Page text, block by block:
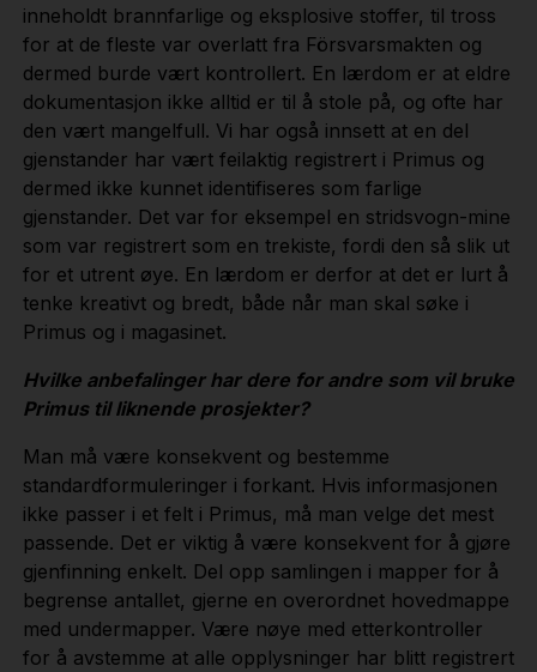
inneholdt brannfarlige og eksplosive stoffer, til tross
for at de fleste var overlatt fra Försvarsmakten og
dermed burde vært kontrollert. En lærdom er at eldre
dokumentasjon ikke alltid er til å stole på, og ofte har
den vært mangelfull. Vi har også innsett at en del
gjenstander har vært feilaktig registrert i Primus og
dermed ikke kunnet identifiseres som farlige
gjenstander. Det var for eksempel en stridsvogn-mine
som var registrert som en trekiste, fordi den så slik ut
for et utrent øye. En lærdom er derfor at det er lurt å
tenke kreativt og bredt, både når man skal søke i
Primus og i magasinet.
Hvilke anbefalinger har dere for andre som vil bruke
Primus til liknende prosjekter?
Man må være konsekvent og bestemme
standardformuleringer i forkant. Hvis informasjonen
ikke passer i et felt i Primus, må man velge det mest
passende. Det er viktig å være konsekvent for å gjøre
gjenfinning enkelt. Del opp samlingen i mapper for å
begrense antallet, gjerne en overordnet hovedmappe
med undermapper. Være nøye med etterkontroller
for å avstemme at alle opplysninger har blitt registrert